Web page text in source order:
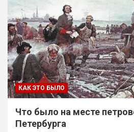
КАК ЭТО БЫЛО
Что было на месте
Петербурга